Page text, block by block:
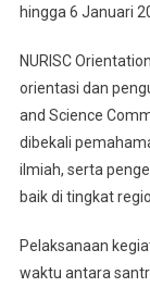
hingga 6 Januari
NURISC
orientasi dan
and Science
dibekali
ilmiah, serta
baik di tingkat
Pelaksanaan
waktu antara